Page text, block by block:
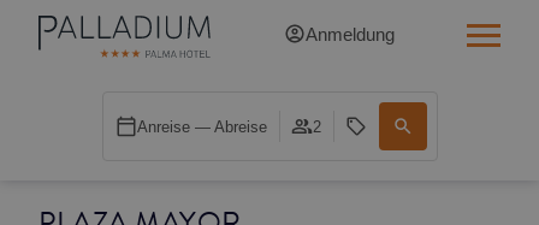
Anmeldung
Anreise — Abreise 2
SINGLE BALCONY CATHEDRAL